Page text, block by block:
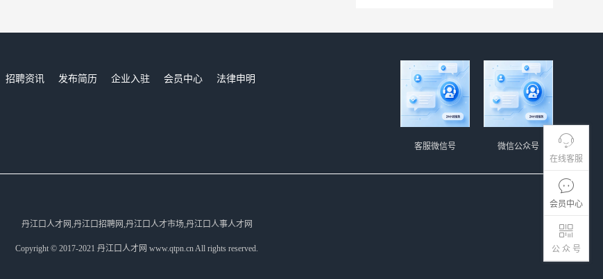
在线客服
会员中心
公 众 号
招聘资讯 发布简历 企业入驻 会员中心
法律申明
微信公众号
客服微信号
丹江口人才网,丹江口招聘网,丹江口人才市场,丹江口人事人才网
Copyright © 2017-2021 丹江口人才网 www.qtpn.cn All rights reserved.